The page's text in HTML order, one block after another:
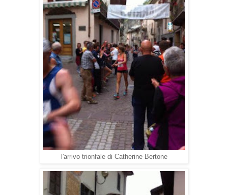
l'arrivo trionfale di Catherine Bertone